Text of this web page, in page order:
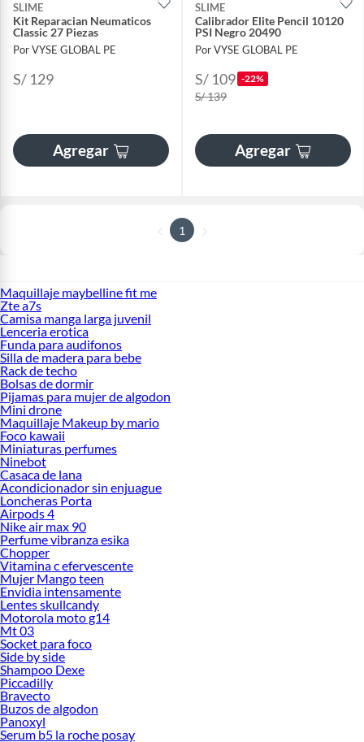
SLIME
Kit Reparacian Neumaticos
Classic 27 Piezas
Por VYSE GLOBAL PE
S/ 129
Agregar
SLIME
Calibrador Elite Pencil 10120
PSI Negro 20490
Por VYSE GLOBAL PE
S/ 109 -22%
S/ 139
Agregar
1
Maquillaje maybelline fit me
Zte a7s
Camisa manga larga juvenil
Lenceria erotica
Funda para audifonos
Silla de madera para bebe
Rack de techo
Bolsas de dormir
Pijamas para mujer de algodon
Mini drone
Maquillaje Makeup by mario
Foco kawaii
Miniaturas perfumes
Ninebot
Casaca de lana
Acondicionador sin enjuague
Loncheras Porta
Airpods 4
Nike air max 90
Perfume vibranza esika
Chopper
Vitamina c efervescente
Mujer Mango teen
Envidia intensamente
Lentes skullcandy
Motorola moto g14
Mt 03
Socket para foco
Side by side
Shampoo Dexe
Piccadilly
Bravecto
Buzos de algodon
Panoxyl
Serum b5 la roche posay